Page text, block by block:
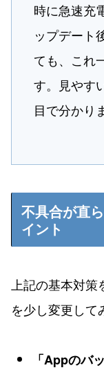
時に急速充
ップデート
ても、これ
す。見やす
目で分かり
不具合が直
イント
上記の基本対策
を少し変更して
「Appのバ